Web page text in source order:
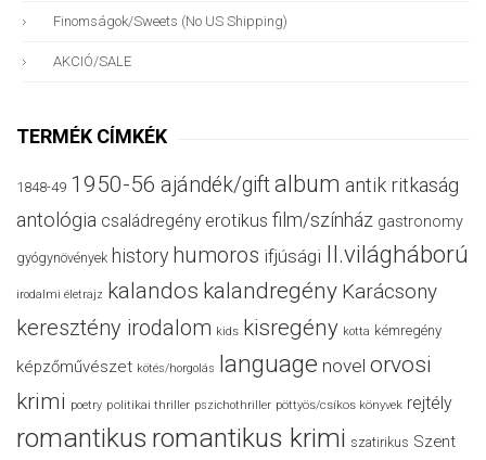
Finomságok/sweets (no US Shipping)
AKCIÓ/SALE
TERMÉK CÍMKÉK
1848-49 1950-56 ajándék/giftalbum antik ritkaság
antológia családregény erotikus film/színház gastronomy
gyógynövények history humoros ifjúsági II.világháború
irodalmi életrajz kalandos kalandregény Karácsony
keresztény irodalom kids kisregény kotta kémregény
képzőművészet kötés/horgolás language novel orvosi
krimi poetry politikai thriller pszichothriller pöttyös/csíkos könyvek rejtély
romantikus romantikus krimi szatirikus Szent